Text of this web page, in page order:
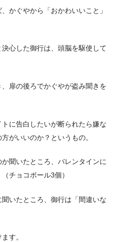
かぐやから「おかわいいこと」
心した御行は、頭脳を駆使して
扉の後ろでかぐやが盗み聞きを
に告白したいが断られたら嫌な
がいいのか？というもの。
聞いたところ、バレンタインに
チョコボール3個）
いたところ、御行は「間違いな
す。